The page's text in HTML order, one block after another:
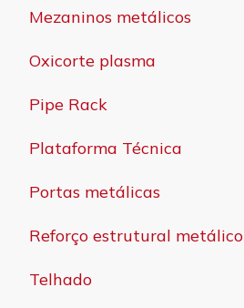
Mezaninos metálicos
Oxicorte plasma
Pipe Rack
Plataforma Técnica
Portas metálicas
Reforço estrutural metálico
Telhado